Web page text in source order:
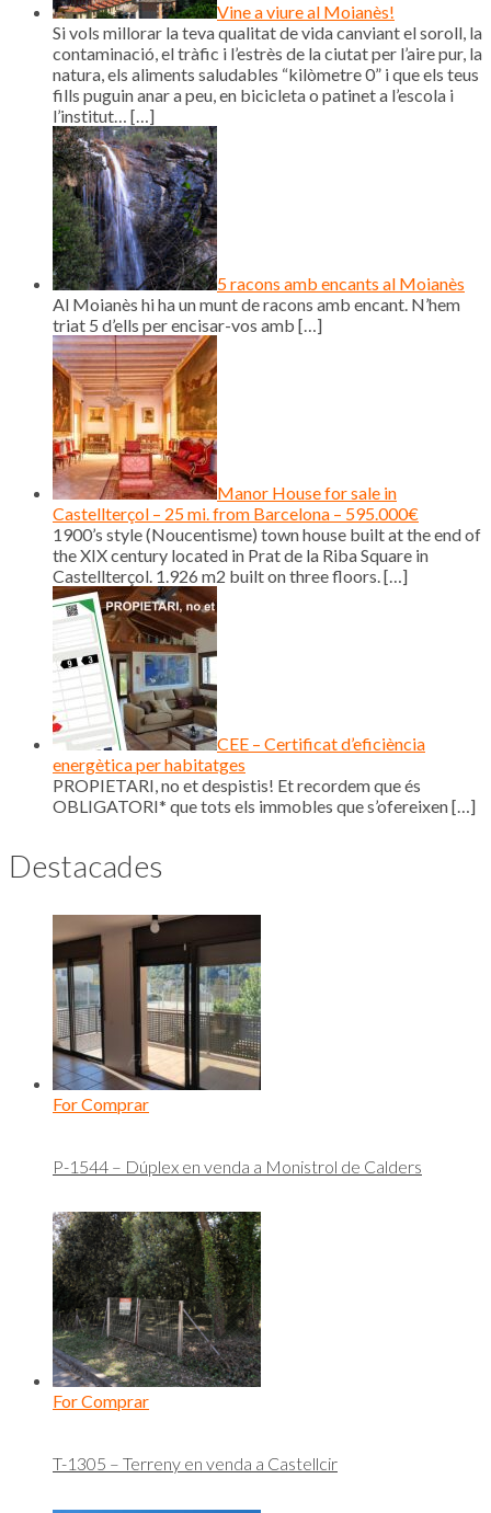
Vine a viure al Moianès!
Si vols millorar la teva qualitat de vida canviant el soroll, la
contaminació, el tràfic i l’estrès de la ciutat per l’aire pur, la
natura, els aliments saludables “kilòmetre 0” i que els teus
fills puguin anar a peu, en bicicleta o patinet a l’escola i
l’institut… […]
5 racons amb encants al Moianès
Al Moianès hi ha un munt de racons amb encant. N’hem
triat 5 d’ells per encisar-vos amb […]
Manor House for sale in
Castellterçol – 25 mi. from Barcelona – 595.000€
1900’s style (Noucentisme) town house built at the end of
the XIX century located in Prat de la Riba Square in
Castellterçol. 1.926 m2 built on three floors.[…]
CEE – Certificat d’eficiència
energètica per habitatges
PROPIETARI, no et despistis! Et recordem que és
OBLIGATORI* que tots els immobles que s’ofereixen[…]
Destacades
For Comprar
P-1544 – Dúplex en venda a Monistrol de Calders
For Comprar
T-1305 – Terreny en venda a Castellcir